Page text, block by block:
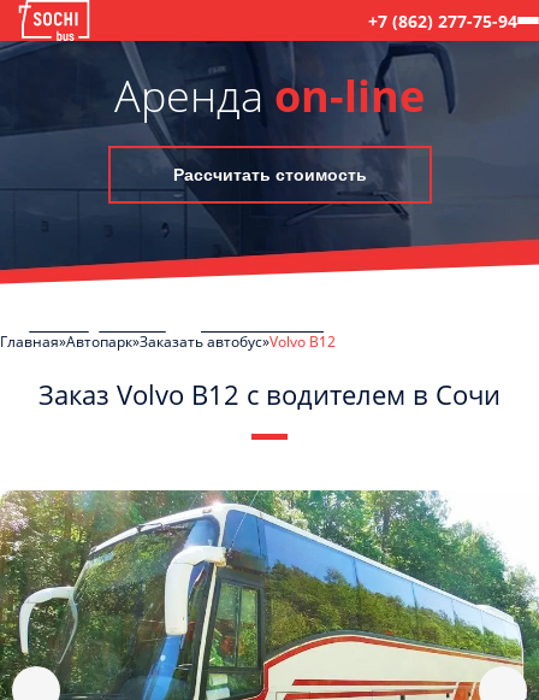
+7 (862) 277-75-94
Аренда on-line
Рассчитать стоимость
Главная Автопарк Заказать автобус Volvo B12
Заказ Volvo B12 с водителем в Сочи
обработку моих Персональных данных